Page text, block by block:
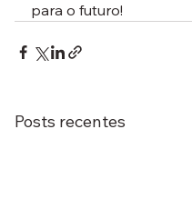
para o futuro!
Posts recentes